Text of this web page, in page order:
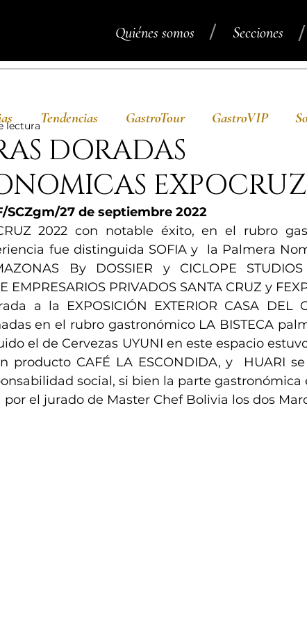
Quiénes somos Secciones
/ /
DORADAS
lectura
SCZgm/27 de septiembre 2022
2022 con notable éxito, en el rubro
fue distinguida SOFIA y  la Palmera
By DOSSIER y CICLOPE
EMPRESARIOS PRIVADOS SANTA CRUZ y
a la EXPOSICIÓN EXTERIOR CASA DEL
en el rubro gastronómico LA BISTECA
el de Cervezas UYUNI en este espacio
producto CAFÉ LA ESCONDIDA, y  HUARI
social, si bien la parte gastronómica
el jurado de Master Chef Bolivia los dos
Tendencias GastroTour GastroVIP